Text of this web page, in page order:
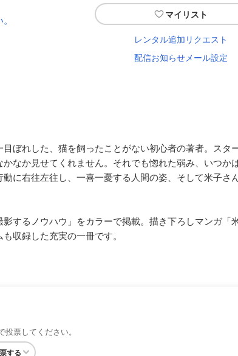
マイリスト
レンタル追加リクエスト
配信お知らせメール設定
ぼれした、猫を飼ったことがない初心者の著者。スタ
なか見せてくれません。それでも惚れた弱み、いつか
に右往左往し、一喜一憂する人間の姿、そして米子さ
するノウハウ」をカラーで掲載。描き下ろしマンガ「
収録した充実の一冊です。
票してください。
する